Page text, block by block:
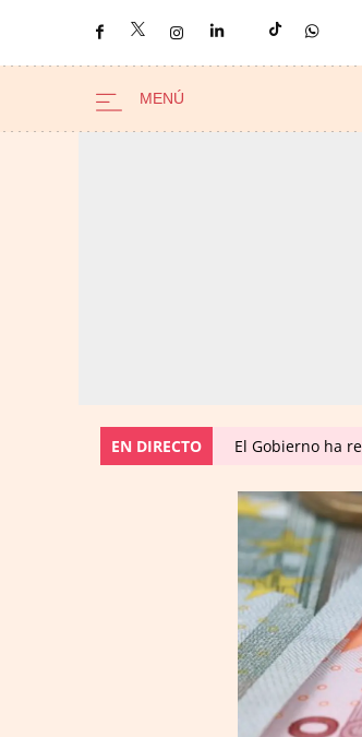
EN DIRECTO El Gobierno ha